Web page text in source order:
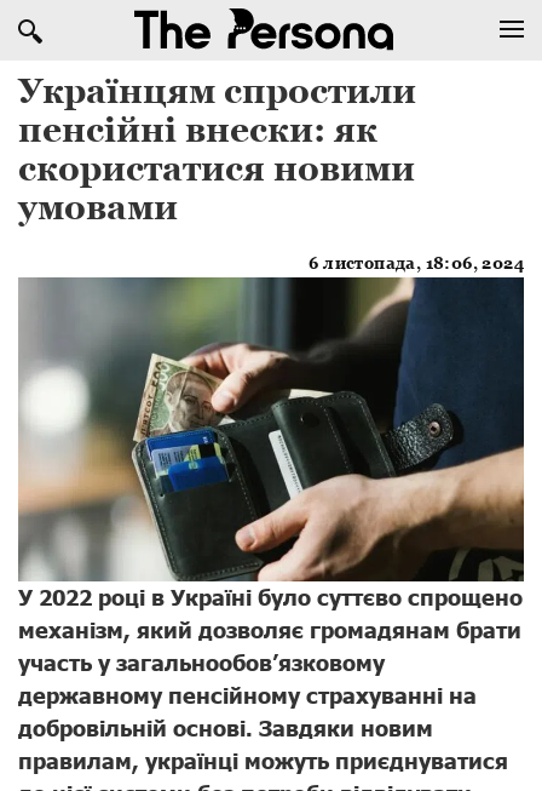
Українцям спростили
пенсійні внески: як
скористатися новими
умовами
6 листопада, 18:06, 2024
У 2022 році в Україні було суттєво спрощено
механізм, який дозволяє громадянам брати
участь у загальнообов’язковому
державному пенсійному страхуванні на
добровільній основі. Завдяки новим
правилам, українці можуть приєднуватися